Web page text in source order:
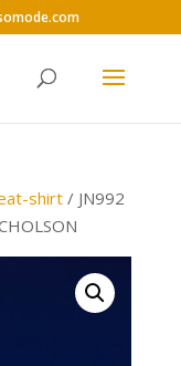
shirt/ JN992